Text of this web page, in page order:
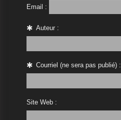
Email :
Auteur :
Courriel (ne sera pas publié) :
Site Web :